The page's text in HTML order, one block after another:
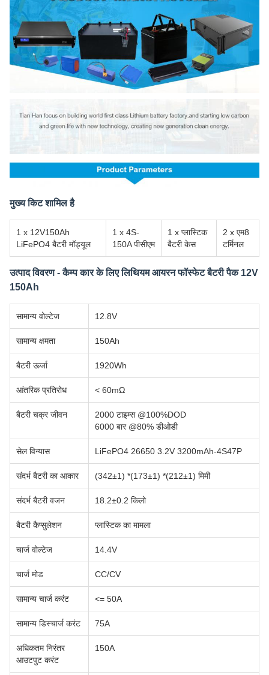
मुख्य किट शामिल है
1 x 12V150Ah
LiFePO4 बैटरी मॉड्यूल
1 x 4S-
150A पीसीएम
1 x प्लास्टिक
बैटरी केस
2 x एम8
टर्मिनल
उत्पाद विवरण - कैम्प कार के लिए लिथियम आयरन फॉस्फेट बैटरी पैक 12V
150Ah
सामान्य वोल्टेज 12.8V
सामान्य क्षमता 150Ah
बैटरी ऊर्जा 1920Wh
आंतरिक प्रतिरोध < 60mΩ
बैटरी चक्र जीवन
2000 टाइम्स @100%DOD
6000 बार @80% डीओडी
सेल विन्यास LiFePO4 26650 3.2V 3200mAh-4S47P
संदर्भ बैटरी का आकार (342±1) *(173±1) *(212±1) मिमी
संदर्भ बैटरी वजन 18.2±0.2 किलो
बैटरी कैप्सुलेशन प्लास्टिक का मामला
चार्ज वोल्टेज 14.4V
चार्ज मोड CC/CV
सामान्य चार्ज करंट <= 50A
सामान्य डिस्चार्ज करंट 75A
अधिकतम निरंतर
आउटपुट करंट
150A